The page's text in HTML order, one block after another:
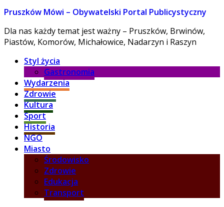
Pruszków Mówi – Obywatelski Portal Publicystyczny
Dla nas każdy temat jest ważny – Pruszków, Brwinów,
Piastów, Komorów, Michałowice, Nadarzyn i Raszyn
Styl życia
Gastronomia
Wydarzenia
Zdrowie
Kultura
Sport
Historia
NGO
Miasto
Środowisko
Zdrowie
Edukacja
Transport